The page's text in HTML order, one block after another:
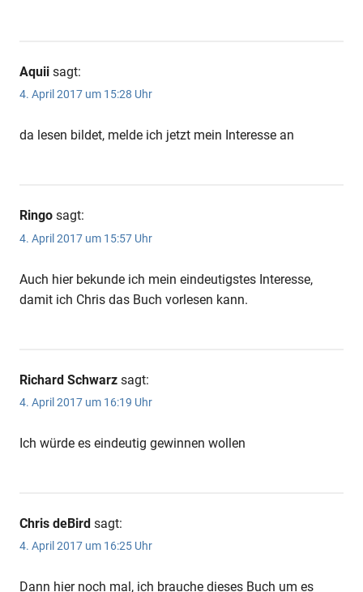
Aquii sagt:
4. April 2017 um 15:28 Uhr
da lesen bildet, melde ich jetzt mein Interesse an
Ringo sagt:
4. April 2017 um 15:57 Uhr
Auch hier bekunde ich mein eindeutigstes Interesse,
damit ich Chris das Buch vorlesen kann.
Richard Schwarz sagt:
4. April 2017 um 16:19 Uhr
Ich würde es eindeutig gewinnen wollen
Chris deBird sagt:
4. April 2017 um 16:25 Uhr
Dann hier noch mal, ich brauche dieses Buch um es